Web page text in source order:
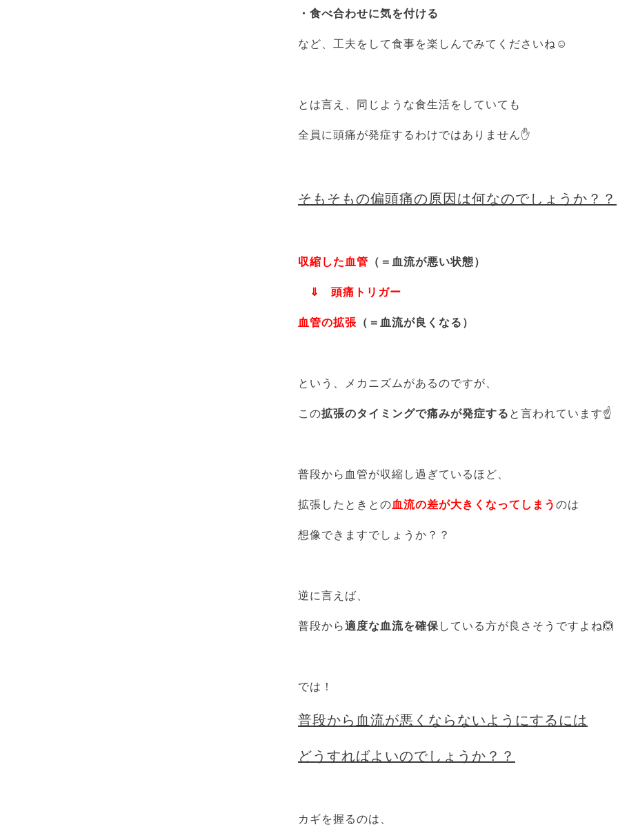
・食べ合わせに気を付ける
など、工夫をして食事を楽しんでみてくださいね☺
とは言え、同じような食生活をしていても
全員に頭痛が発症するわけではありません✋
そもそもの偏頭痛の原因は何なのでしょうか？？
収縮した血管 （＝血流が悪い状態）
⇓ 頭痛トリガー
血管の拡張 （＝血流が良くなる）
という、メカニズムがあるのですが、
この拡張のタイミングで痛みが発症する と言われています☝
普段から血管が収縮し過ぎているほど、
拡張したときとの血流の差が大きくなってしまう のは
想像できますでしょうか？？
逆に言えば、
普段から適度な血流を確保 している方が良さそうですよね🙆
では！
普段から血流が悪くならないようにするには
どうすればよいのでしょうか？？
カギを握るのは、